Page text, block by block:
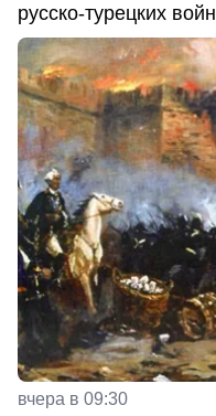
русско-турецких войн
вчера в 09:30